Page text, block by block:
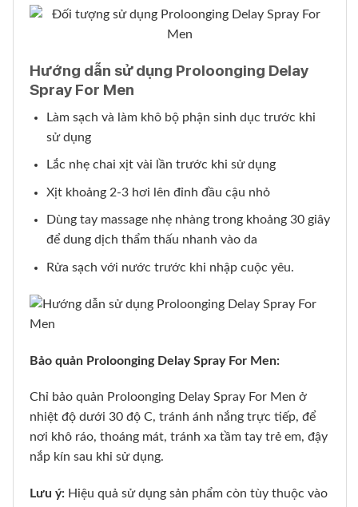
Hướng dẫn sử dụng Proloonging Delay
Spray For Men
Làm sạch và làm khô bộ phận sinh dục trước khi
sử dụng
Lắc nhẹ chai xịt vài lần trước khi sử dụng
Xịt khoảng 2-3 hơi lên đỉnh đầu cậu nhỏ
Dùng tay massage nhẹ nhàng trong khoảng 30 giây
để dung dịch thẩm thấu nhanh vào da
Rửa sạch với nước trước khi nhập cuộc yêu.
Bảo quản Proloonging Delay Spray For Men:
Chỉ bảo quản Proloonging Delay Spray For Men ở
nhiệt độ dưới 30 độ C, tránh ánh nắng trực tiếp, để
nơi khô ráo, thoáng mát, tránh xa tầm tay trẻ em, đậy
nắp kín sau khi sử dụng.
Lưu ý: Hiệu quả sử dụng sản phẩm còn tùy thuộc vào